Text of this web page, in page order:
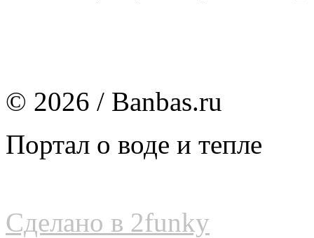
© 2026 / Banbas.ru
Портал о воде и тепле
Сделано в 2funky